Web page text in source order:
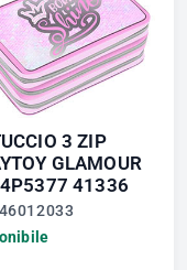
3 ZIP
GLAMOUR
41336
46012033